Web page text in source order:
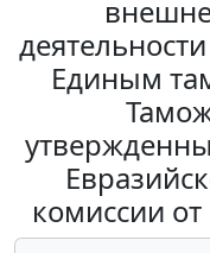
Единым
комиссии